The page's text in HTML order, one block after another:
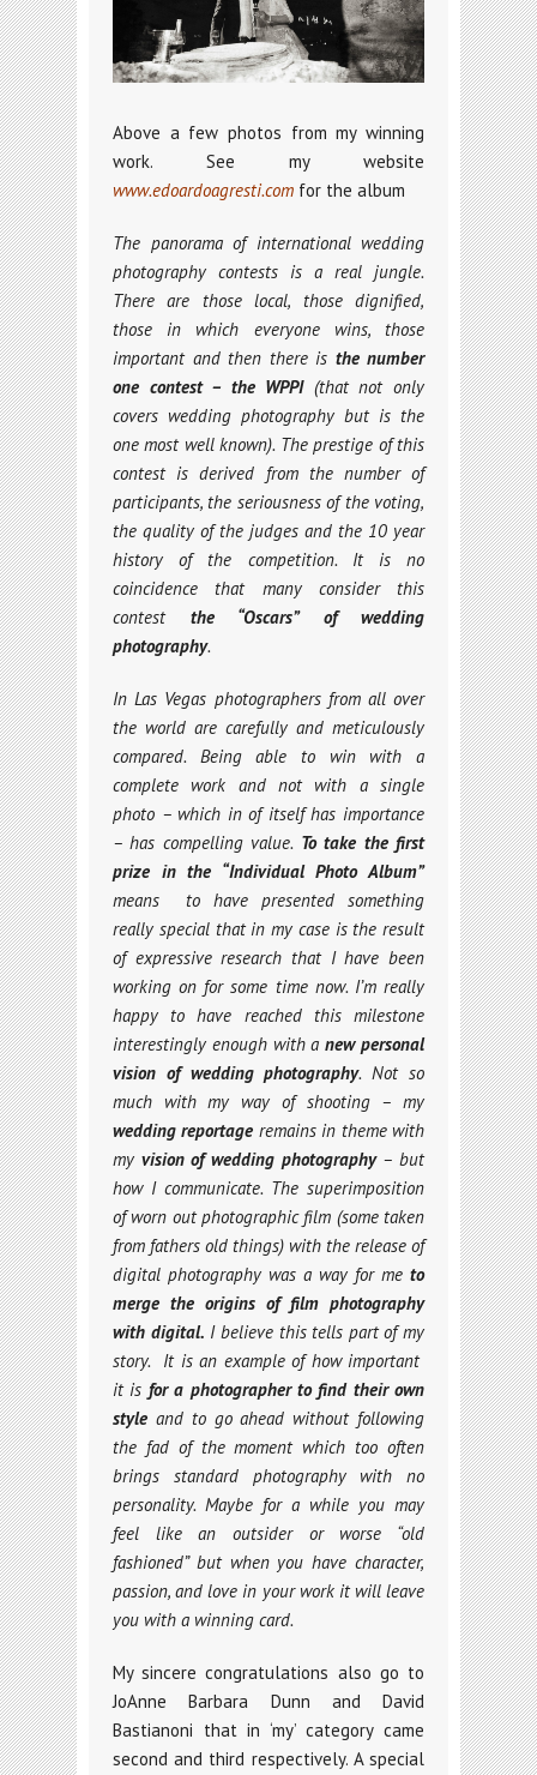
Above a few photos from my winning
work. See my website
www.edoardoagresti.com for the album
The panorama of international wedding
photography contests is a real jungle.
There are those local, those dignified,
those in which everyone wins, those
important and then there is the number
one contest – the WPPI(that not only
covers wedding photography but is the
one most well known). The prestige of this
contest is derived from the number of
participants, the seriousness of the voting,
the quality of the judges and the 10 year
history of the competition. It is no
coincidence that many consider this
contest the “Oscars” of wedding
photography.
In Las Vegas photographers from all over
the world are carefully and meticulously
compared. Being able to win with a
complete work and not with a single
photo – which in of itself has importance
– has compelling value. To take the first
prize in the “Individual Photo Album”
means to have presented something
really special that in my case is the result
of expressive research that I have been
working on for some time now. I’m really
happy to have reached this milestone
interestingly enough with anew personal
vision of wedding photography. Not so
much with my way of shooting – my
wedding reportage remains in theme with
my vision of wedding photography– but
how I communicate. The superimposition
of worn out photographic film (some taken
from fathers old things) with the release of
digital photography was a way for me to
merge the origins of film photography
with digital. I believe this tells part of my
story. It is an example of how important
it is for a photographer to find their own
style and to go ahead without following
the fad of the moment which too often
brings standard photography with no
personality. Maybe for a while you may
feel like an outsider or worse “old
fashioned” but when you have character,
passion, and love in your work it will leave
you with a winning card.
My sincere congratulations also go to
JoAnne Barbara Dunn and David
Bastianoni that in ‘my’ category came
second and third respectively. A special